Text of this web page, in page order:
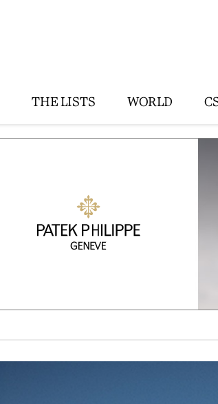
THE LISTS WORLD